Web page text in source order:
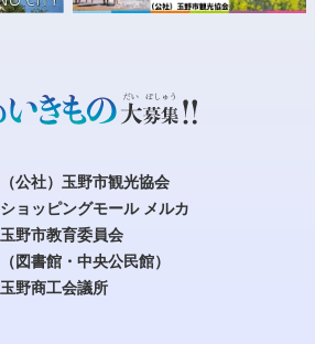
（公社）玉野市観光協会
ショッピングモール メルカ
玉野市教育委員会
（図書館・中央公民館）
玉野商工会議所